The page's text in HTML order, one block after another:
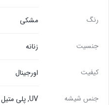
رنگ مشکی
جنسیت زنانه
کیفیت اورجینال
جنس شیشه UV, پلی متیل متاکریلات